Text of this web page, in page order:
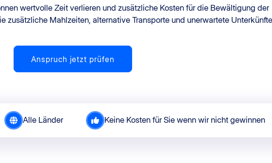
wertvolle Zeit verlieren und zusätzliche Kosten für die Bewältigung der
zusätzliche Mahlzeiten, alternative Transporte und unerwartete
Anspruch jetzt prüfen
Alle Länder Keine Kosten für Sie wenn wir nicht gewinnen